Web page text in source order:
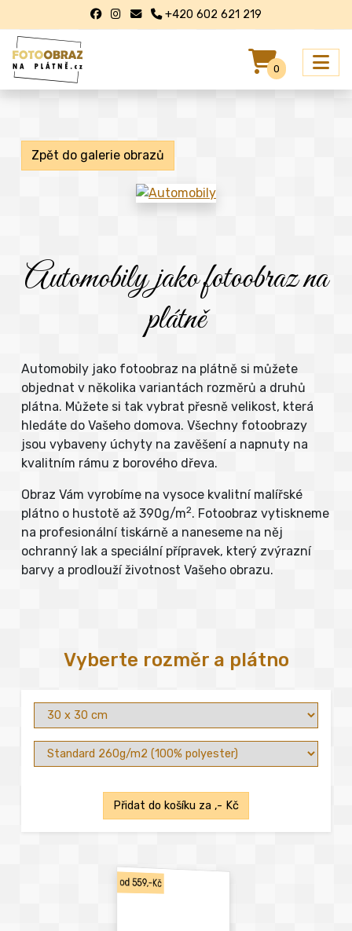
+420 602 621 219
0
Zpět do galerie obrazů
Automobily jako fotoobraz na
plátně
Automobily jako fotoobraz na plátně si můžete
objednat v několika variantách rozměrů a druhů
plátna. Můžete si tak vybrat přesně velikost, která
hledáte do Vašeho domova. Všechny fotoobrazy
jsou vybaveny úchyty na zavěšení a napnuty na
kvalitním rámu z borového dřeva.
Obraz Vám vyrobíme na vysoce kvalitní malířské
plátno o hustotě až 390g/m2. Fotoobraz vytiskneme
na profesionální tiskárně a naneseme na něj
ochranný lak a speciální přípravek, který zvýrazní
barvy a prodlouží životnost Vašeho obrazu.
Vyberte rozměr a plátno
Přidat do košíku za ,- Kč
od 559,-Kč